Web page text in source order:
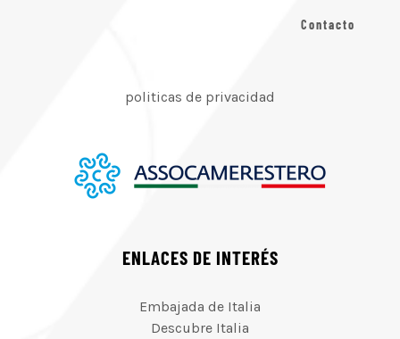
Contacto
politicas de privacidad
ENLACES DE INTERÉS
Embajada de Italia
Descubre Italia